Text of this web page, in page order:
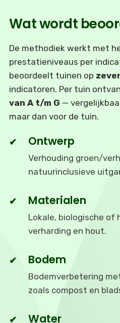
Wat wordt
De methodiek werkt met
prestatieniveaus per
beoordeelt tuinen op
indicatoren. Per tuin
van A t/m G —
maar dan voor de tuin.
Ontwerp
Verhouding groen/
natuurinclusieve
Materialen
Lokale, biologische of
verharding en hout.
Bodem
Bodemverbetering
zoals compost en
Water